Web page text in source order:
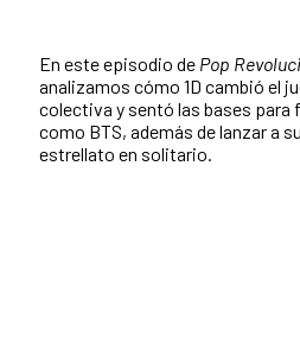
En este episodio de Pop
analizamos cómo 1D cambió el
colectiva y sentó las bases para
como BTS, además de lanzar a
estrellato en solitario.